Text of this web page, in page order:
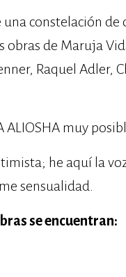
constelación
obras de Maruja
Raquel Adler,
ALIOSHA muy
he aquí la
sensualidad.
se encuentran: